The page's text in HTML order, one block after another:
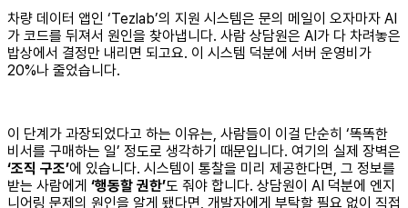
차량 데이터 앱인 ‘Tezlab’의 지원 시스템은 문의 메일이 오자마자 AI
가 코드를 뒤져서 원인을 찾아냅니다. 사람 상담원은 AI가 다 차려놓은
밥상에서 결정만 내리면 되고요. 이 시스템 덕분에 서버 운영비가
20%나 줄었습니다.
이 단계가 과장되었다고 하는 이유는, 사람들이 이걸 단순히 ‘똑똑한
비서를 구매하는 일’ 정도로 생각하기 때문입니다. 여기의 실제 장벽은
‘조직 구조’에 있습니다. 시스템이 통찰을 미리 제공한다면, 그 정보를
받는 사람에게 ‘행동할 권한’도 줘야 합니다. 상담원이 AI 덕분에 엔지
니어링 문제의 원인을 알게 됐다면, 개발자에게 부탁할 필요 없이 직접